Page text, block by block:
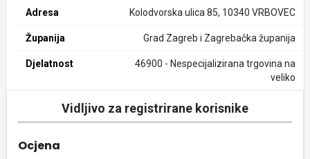
Adresa Kolodvorska ulica 85, 10340 VRBOVEC
Županija Grad Zagreb i Zagrebačka županija
Djelatnost
46900 - Nespecijalizirana trgovina na
veliko
Vidljivo za registrirane korisnike
Ocjena